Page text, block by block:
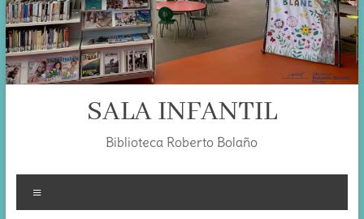
SALA INFANTIL
Biblioteca Roberto Bolaño